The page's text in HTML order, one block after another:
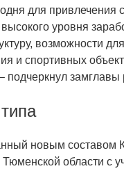
для привлечения
уровня
возможности
и спортивных
подчеркнул замглавы
новым составом
области с